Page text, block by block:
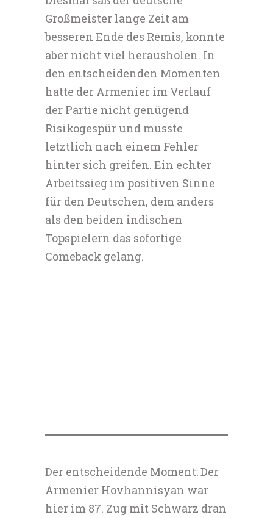
Großmeister lange Zeit am
besseren Ende des Remis, konnte
aber nicht viel herausholen. In
den entscheidenden Momenten
hatte der Armenier im Verlauf
der Partie nicht genügend
Risikogespür und musste
letztlich nach einem Fehler
hinter sich greifen. Ein echter
Arbeitssieg im positiven Sinne
für den Deutschen, dem anders
als den beiden indischen
Topspielern das sofortige
Comeback gelang.
Der entscheidende Moment: Der
Armenier Hovhannisyan war
hier im 87. Zug mit Schwarz dran